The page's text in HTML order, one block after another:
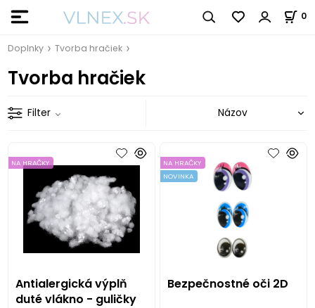
0
Doplnky Tvorba hračiek
Tvorba hračiek
Filter
Antialergická výplň
duté vlákno - guličky
NA HRAČKY
Bezpečnostné oči 2D
NA HRAČKY
NOVINKA